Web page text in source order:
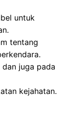
untuk
tentang
juga pada
kejahatan.